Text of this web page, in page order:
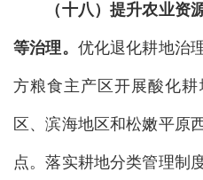
（十八）提升农业资
等治理。 优化退化耕地治
方粮食主产区开展酸化
区、滨海地区和松嫩平原
点。落实耕地分类管理制